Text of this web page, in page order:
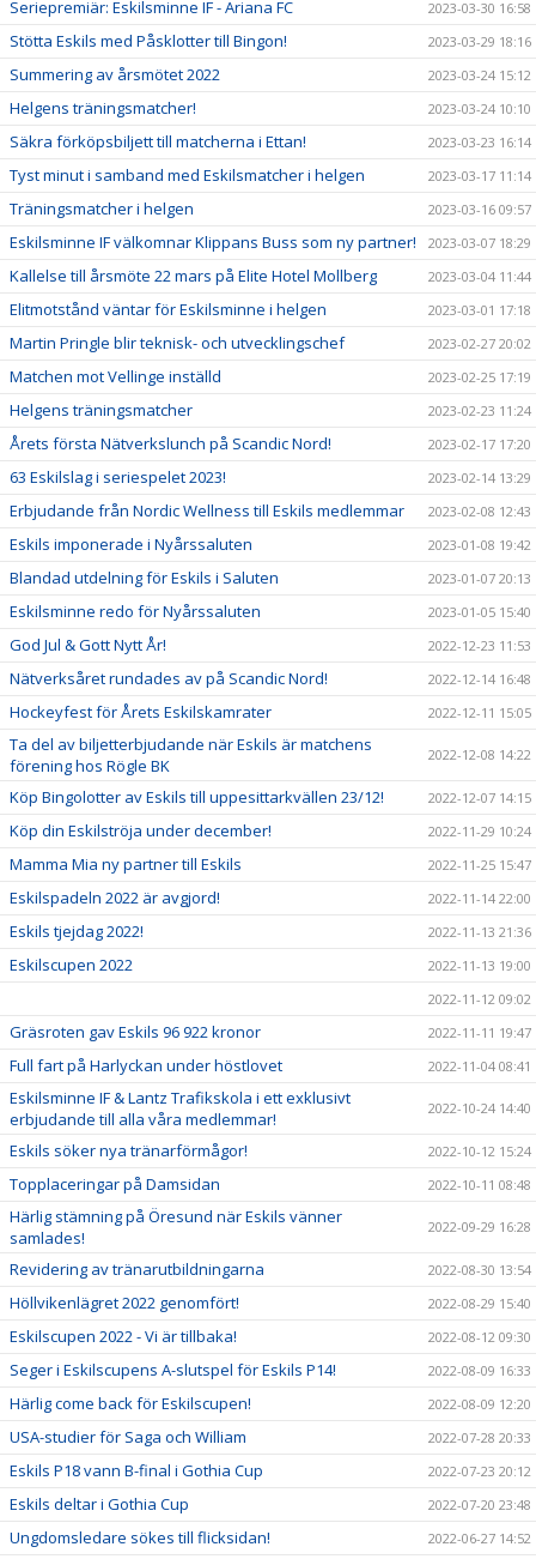
Seriepremiär: Eskilsminne IF - Ariana FC 2023-03-30 16:58
Stötta Eskils med Påsklotter till Bingon! 2023-03-29 18:16
Summering av årsmötet 2022 2023-03-24 15:12
Helgens träningsmatcher! 2023-03-24 10:10
Säkra förköpsbiljett till matcherna i Ettan! 2023-03-23 16:14
Tyst minut i samband med Eskilsmatcher i helgen 2023-03-17 11:14
Träningsmatcher i helgen 2023-03-16 09:57
Eskilsminne IF välkomnar Klippans Buss som ny partner! 2023-03-07 18:29
Kallelse till årsmöte 22 mars på Elite Hotel Mollberg 2023-03-04 11:44
Elitmotstånd väntar för Eskilsminne i helgen 2023-03-01 17:18
Martin Pringle blir teknisk- och utvecklingschef 2023-02-27 20:02
Matchen mot Vellinge inställd 2023-02-25 17:19
Helgens träningsmatcher 2023-02-23 11:24
Årets första Nätverkslunch på Scandic Nord! 2023-02-17 17:20
63 Eskilslag i seriespelet 2023! 2023-02-14 13:29
Erbjudande från Nordic Wellness till Eskils medlemmar 2023-02-08 12:43
Eskils imponerade i Nyårssaluten 2023-01-08 19:42
Blandad utdelning för Eskils i Saluten 2023-01-07 20:13
Eskilsminne redo för Nyårssaluten 2023-01-05 15:40
God Jul & Gott Nytt År! 2022-12-23 11:53
Nätverksåret rundades av på Scandic Nord! 2022-12-14 16:48
Hockeyfest för Årets Eskilskamrater 2022-12-11 15:05
Ta del av biljetterbjudande när Eskils är matchens
förening hos Rögle BK
2022-12-08 14:22
Köp Bingolotter av Eskils till uppesittarkvällen 23/12! 2022-12-07 14:15
Köp din Eskilströja under december! 2022-11-29 10:24
Mamma Mia ny partner till Eskils 2022-11-25 15:47
Eskilspadeln 2022 är avgjord! 2022-11-14 22:00
Eskils tjejdag 2022! 2022-11-13 21:36
Eskilscupen 2022
2022-11-13 19:00
2022-11-12 09:02
Gräsroten gav Eskils 96 922 kronor 2022-11-11 19:47
Full fart på Harlyckan under höstlovet 2022-11-04 08:41
Eskilsminne IF & Lantz Trafikskola i ett exklusivt
erbjudande till alla våra medlemmar!
2022-10-24 14:40
Eskils söker nya tränarförmågor! 2022-10-12 15:24
Topplaceringar på Damsidan 2022-10-11 08:48
Härlig stämning på Öresund när Eskils vänner
samlades!
2022-09-29 16:28
Revidering av tränarutbildningarna 2022-08-30 13:54
Höllvikenlägret 2022 genomfört! 2022-08-29 15:40
Eskilscupen 2022 - Vi är tillbaka! 2022-08-12 09:30
Seger i Eskilscupens A-slutspel för Eskils P14! 2022-08-09 16:33
Härlig come back för Eskilscupen! 2022-08-09 12:20
USA-studier för Saga och William 2022-07-28 20:33
Eskils P18 vann B-final i Gothia Cup 2022-07-23 20:12
Eskils deltar i Gothia Cup 2022-07-20 23:48
Ungdomsledare sökes till flicksidan! 2022-06-27 14:52